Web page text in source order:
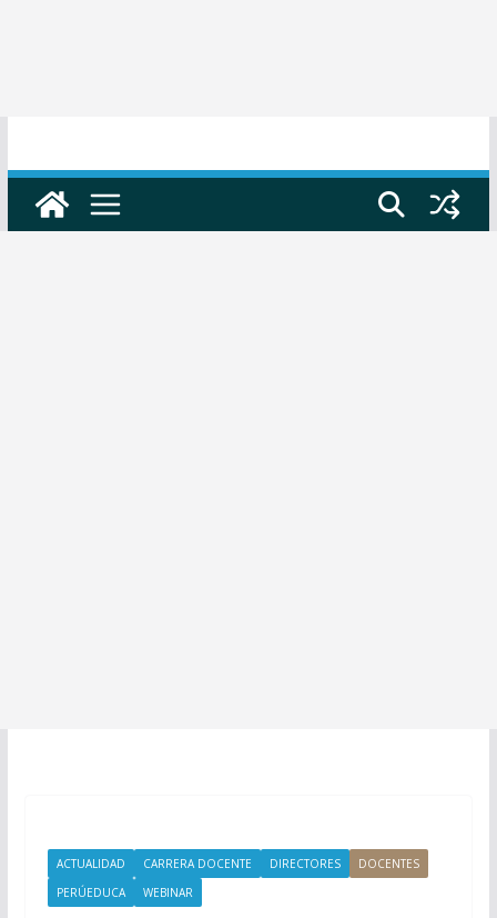
ACTUALIDAD CARRERA DOCENTE DIRECTORES
DOCENTES
PERÚEDUCA
WEBINAR